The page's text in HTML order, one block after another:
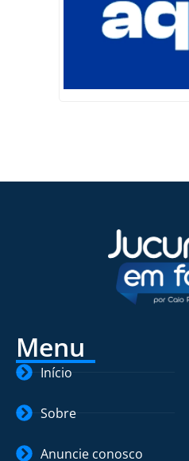
Menu
Início
Sobre
Anuncie conosco